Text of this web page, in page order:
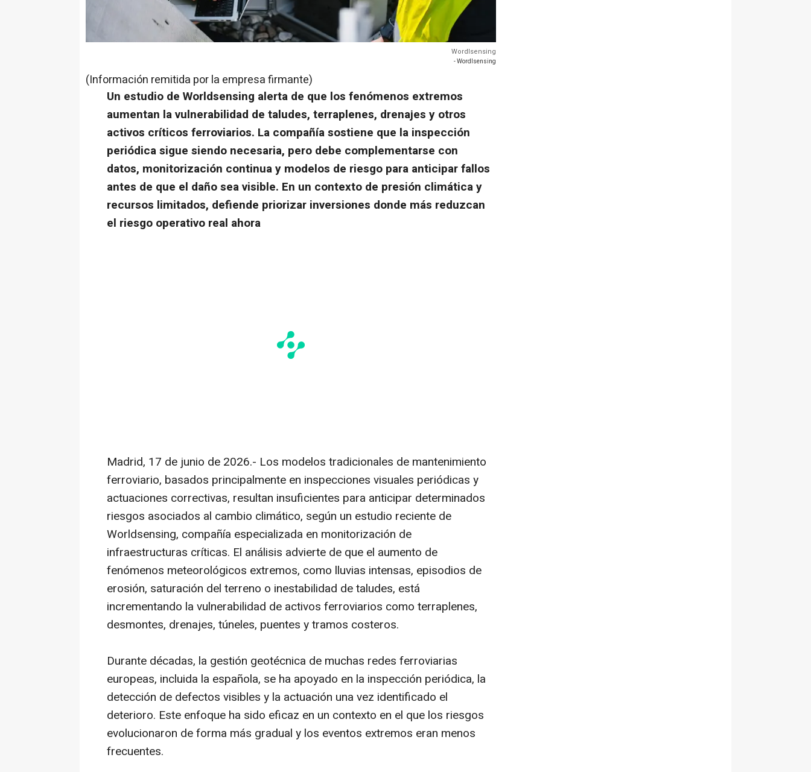
Wordlsensing
- Wordlsensing
(Información remitida por la empresa firmante)
Un estudio de Worldsensing alerta de que los fenómenos extremos
aumentan la vulnerabilidad de taludes, terraplenes, drenajes y otros
activos críticos ferroviarios. La compañía sostiene que la inspección
periódica sigue siendo necesaria, pero debe complementarse con
datos, monitorización continua y modelos de riesgo para anticipar fallos
antes de que el daño sea visible. En un contexto de presión climática y
recursos limitados, defiende priorizar inversiones donde más reduzcan
el riesgo operativo real ahora
Madrid, 17 de junio de 2026.- Los modelos tradicionales de mantenimiento
ferroviario, basados principalmente en inspecciones visuales periódicas y
actuaciones correctivas, resultan insuficientes para anticipar determinados
riesgos asociados al cambio climático, según un estudio reciente de
Worldsensing, compañía especializada en monitorización de
infraestructuras críticas. El análisis advierte de que el aumento de
fenómenos meteorológicos extremos, como lluvias intensas, episodios de
erosión, saturación del terreno o inestabilidad de taludes, está
incrementando la vulnerabilidad de activos ferroviarios como terraplenes,
desmontes, drenajes, túneles, puentes y tramos costeros.
Durante décadas, la gestión geotécnica de muchas redes ferroviarias
europeas, incluida la española, se ha apoyado en la inspección periódica, la
detección de defectos visibles y la actuación una vez identificado el
deterioro. Este enfoque ha sido eficaz en un contexto en el que los riesgos
evolucionaron de forma más gradual y los eventos extremos eran menos
frecuentes.